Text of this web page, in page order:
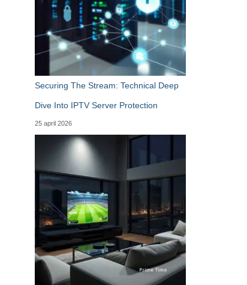
Securing The Stream: Technical Deep
Dive Into IPTV Server Protection
25 april 2026